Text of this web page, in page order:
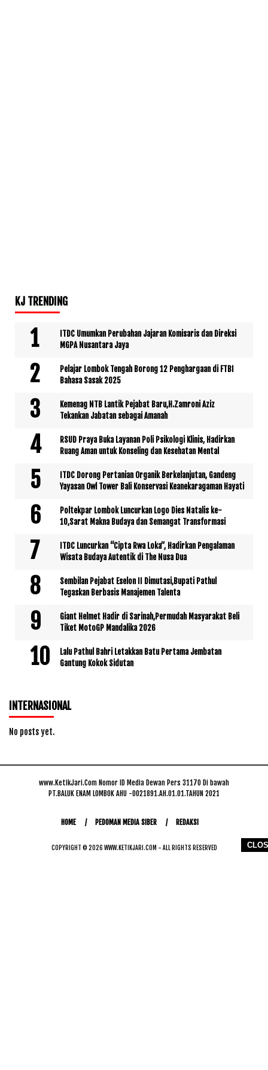
KJ TRENDING
ITDC Umumkan Perubahan Jajaran Komisaris dan Direksi
MGPA Nusantara Jaya
Pelajar Lombok Tengah Borong 12 Penghargaan di FTBI
Bahasa Sasak 2025
Kemenag NTB Lantik Pejabat Baru,H.Zamroni Aziz
Tekankan Jabatan sebagai Amanah
RSUD Praya Buka Layanan Poli Psikologi Klinis, Hadirkan
Ruang Aman untuk Konseling dan Kesehatan Mental
ITDC Dorong Pertanian Organik Berkelanjutan, Gandeng
Yayasan Owl Tower Bali Konservasi Keanekaragaman Hayati
Poltekpar Lombok Luncurkan Logo Dies Natalis ke-
10,Sarat Makna Budaya dan Semangat Transformasi
ITDC Luncurkan “Cipta Rwa Loka”, Hadirkan Pengalaman
Wisata Budaya Autentik di The Nusa Dua
Sembilan Pejabat Eselon II Dimutasi,Bupati Pathul
Tegaskan Berbasis Manajemen Talenta
Giant Helmet Hadir di Sarinah,Permudah Masyarakat Beli
Tiket MotoGP Mandalika 2026
Lalu Pathul Bahri Letakkan Batu Pertama Jembatan
Gantung Kokok Sidutan
INTERNASIONAL
No posts yet.
www.KetikJari.Com Nomor ID Media Dewan Pers 31170 Di bawah
PT.BALUK ENAM LOMBOK AHU -0021891.AH.01.01.TAHUN 2021
HOME PEDOMAN MEDIA SIBER REDAKSI
COPYRIGHT © 2026 WWW.KETIKJARI.COM - ALL RIGHTS RESERVED